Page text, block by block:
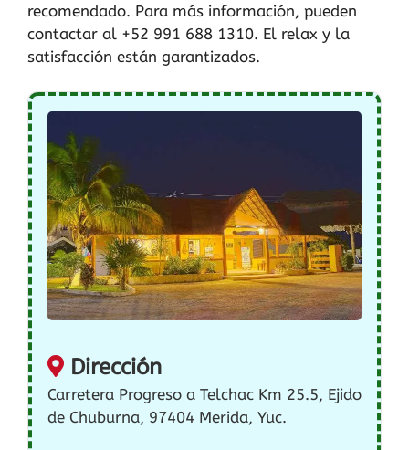
recomendado. Para más información, pueden
contactar al +52 991 688 1310. El relax y la
satisfacción están garantizados.
Dirección
Carretera Progreso a Telchac Km 25.5, Ejido
de Chuburna, 97404 Merida, Yuc.